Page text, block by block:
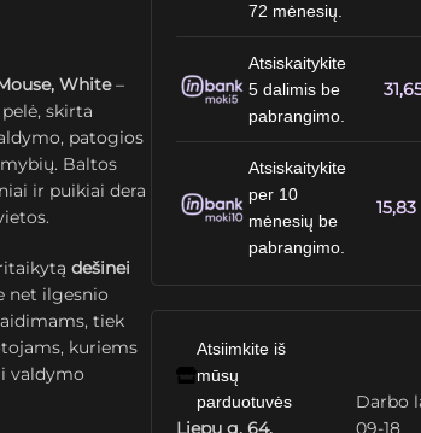
White–
skirta
patogios
Baltos
ir puikiai dera
dešinei
net ilgesnio
tiek
kuriems
valdymo
72 mėnesių.
Atsiskaitykite
5 dalimis be
pabrangimo.
Atsiskaitykite
per 10
mėnesių be
pabrangimo.
15,83
Atsiimkite iš
mūsų
parduotuvės
Liepų g. 64,
Darbo
09-18